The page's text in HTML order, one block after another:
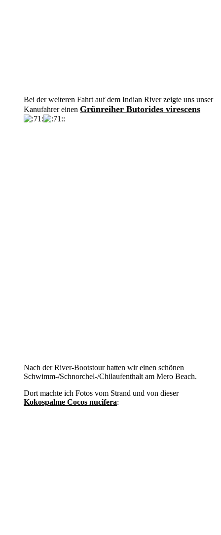
Bei der weiteren Fahrt auf dem Indian River zeigte uns unser
Kanufahrer einen Grünreiher Butorides virescens
:
Nach der River-Bootstour hatten wir einen schönen
Schwimm-/Schnorchel-/Chilaufenthalt am Mero Beach.
Dort machte ich Fotos vom Strand und von dieser
Kokospalme Cocos nucifera: